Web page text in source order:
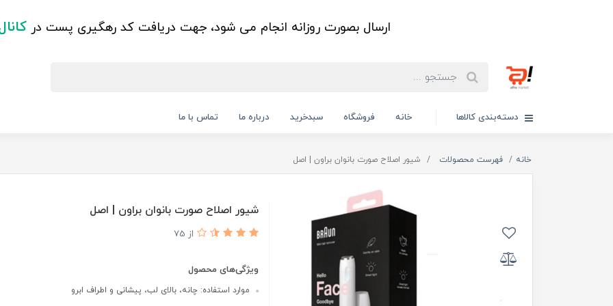
ارسال بصورت روزانه انجام می شود، جهت دریافت کد رهگیری پست در
دسته‌بندی کالاها خانه فروشگاه سبدخرید درباره ما تماس با ما
خانه فهرست محصولات شیور اصلاح صورت بانوان براون | اصل
شیور اصلاح صورت بانوان براون | اصل
از 75
ویژگی‌های محصول
موارد استفاده: چانه، بالای لب، پیشانی و اطراف ابرو